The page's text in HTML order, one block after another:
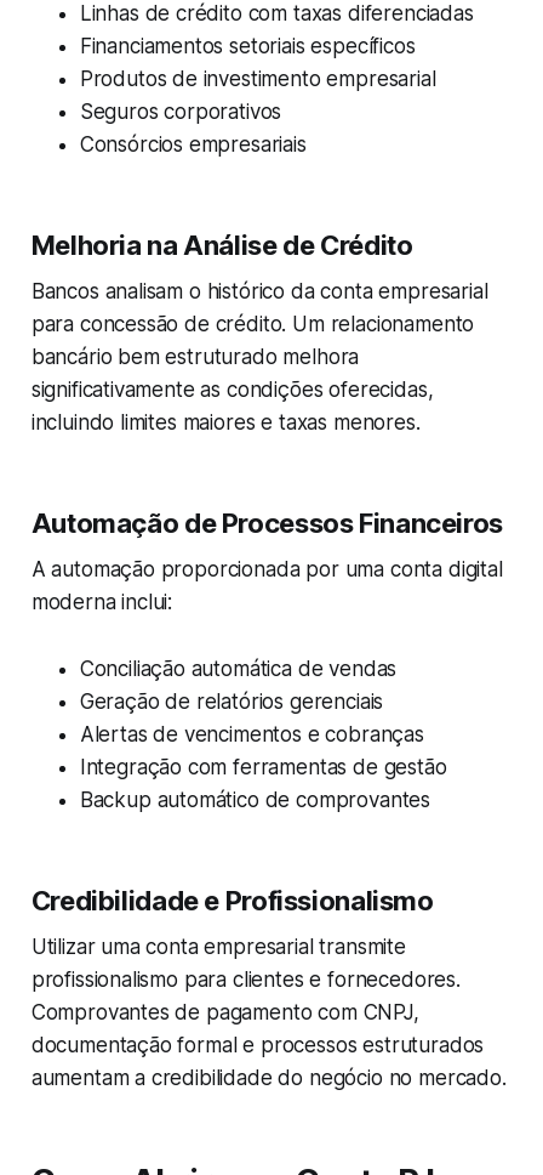
Linhas de crédito com taxas diferenciadas
Financiamentos setoriais específicos
Produtos de investimento empresarial
Seguros corporativos
Consórcios empresariais
Melhoria na Análise de Crédito
Bancos analisam o histórico da conta empresarial
para concessão de crédito. Um relacionamento
bancário bem estruturado melhora
significativamente as condições oferecidas,
incluindo limites maiores e taxas menores.
Automação de Processos Financeiros
A automação proporcionada por uma conta digital
moderna inclui:
Conciliação automática de vendas
Geração de relatórios gerenciais
Alertas de vencimentos e cobranças
Integração com ferramentas de gestão
Backup automático de comprovantes
Credibilidade e Profissionalismo
Utilizar uma conta empresarial transmite
profissionalismo para clientes e fornecedores.
Comprovantes de pagamento com CNPJ,
documentação formal e processos estruturados
aumentam a credibilidade do negócio no mercado.